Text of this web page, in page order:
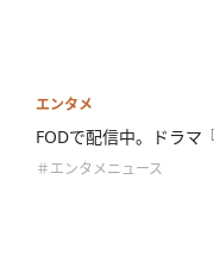
エンタメ
FODで配信中。ドラマ
＃エンタメニュース